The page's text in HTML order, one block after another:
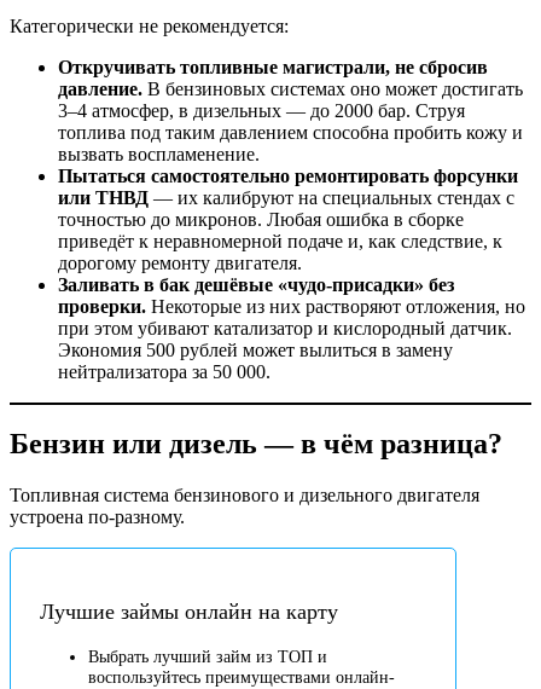
Категорически не рекомендуется:
Откручивать топливные магистрали, не сбросив
давление. В бензиновых системах оно может достигать
3–4 атмосфер, в дизельных — до 2000 бар. Струя
топлива под таким давлением способна пробить кожу и
вызвать воспламенение.
Пытаться самостоятельно ремонтировать форсунки
или ТНВД — их калибруют на специальных стендах с
точностью до микронов. Любая ошибка в сборке
приведёт к неравномерной подаче и, как следствие, к
дорогому ремонту двигателя.
Заливать в бак дешёвые «чудо-присадки» без
проверки. Некоторые из них растворяют отложения, но
при этом убивают катализатор и кислородный датчик.
Экономия 500 рублей может вылиться в замену
нейтрализатора за 50 000.
Бензин или дизель — в чём разница?
Топливная система бензинового и дизельного двигателя
устроена по-разному.
Лучшие займы онлайн на карту
Выбрать лучший займ из ТОП и
воспользуйтесь преимуществами онлайн-